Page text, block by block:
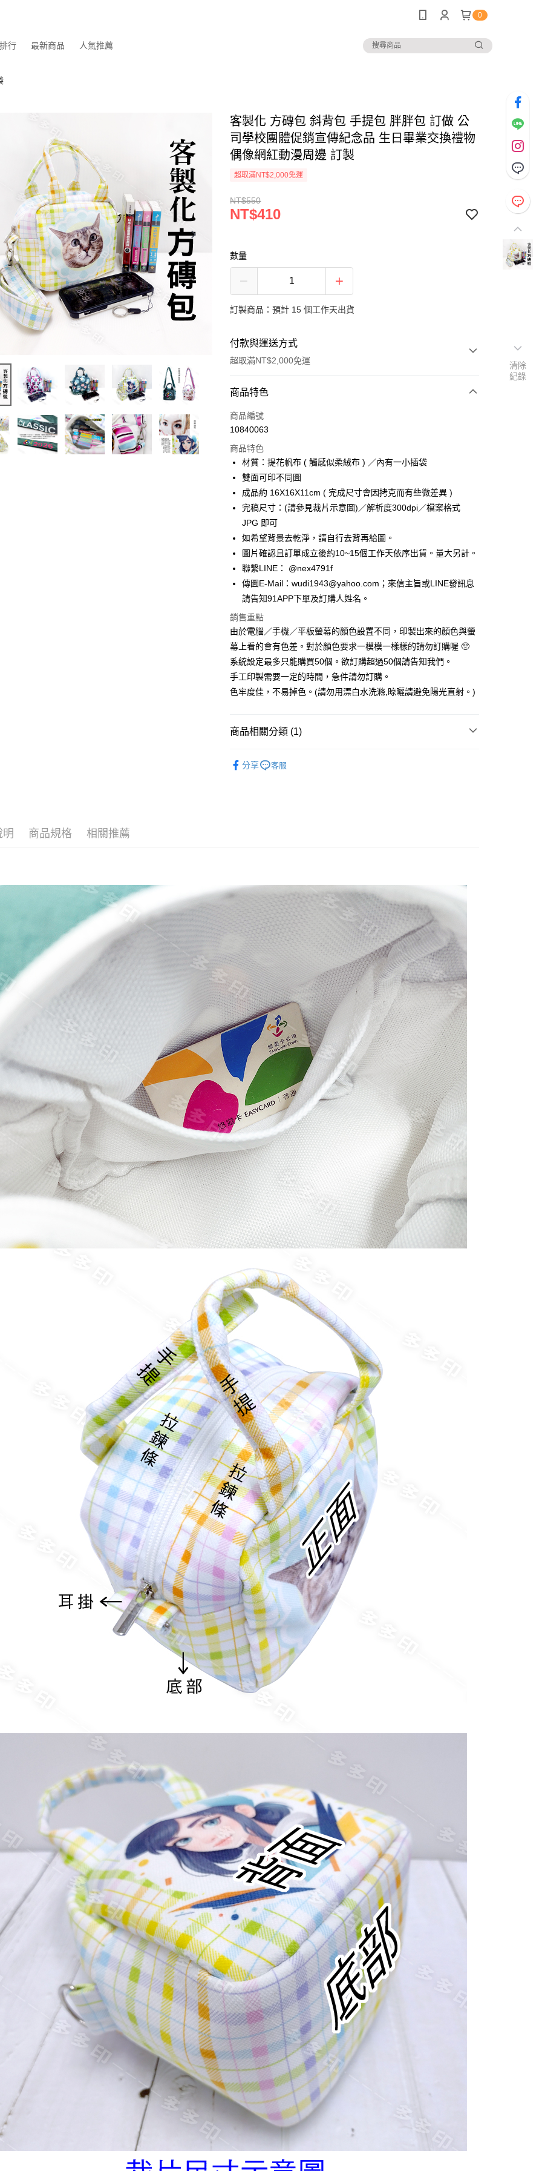
0
行 最新商品 人氣推薦
客製化 方磚包 斜背包 手提包 胖胖包 訂做 公
司學校團體促銷宣傳紀念品 生日畢業交換禮物
偶像網紅動漫周邊 訂製
超取滿NT$2,000免運
NT$550
NT$410
數量
訂製商品：預計 15 個工作天出貨
付款與運送方式
超取滿NT$2,000免運
付款方式
信用卡一次付款
LINE Pay
Apple Pay
街口支付
悠遊付
全盈+PAY
AFTEE先享後付
相關說明
【關於「AFTEE先享後付」】
便利好安心！
１．簡單：不需註冊會員、不需綁卡、不需儲值。
２．便利：只要手機號碼，簡訊認證，即可結帳。
３．安心：先確認商品／服務後，再付款。
【「AFTEE先享後付」結帳流程】
付」結帳頁面，進行簡訊認證並確認金額後，即可完成結帳。
／ATM／網路銀行／等多元方式進行付款，方視為交易完成。
※ 請注意：結帳手續完成當下不需立刻繳費，但若您需要取消訂單，請聯
先享後付繳納相關費用。
※ 交易是否成功請以「AFTEE先享後付 」之結帳頁面顯示為準，若有關於
「AFTEE先享後付」，若未經同意申辦者引起之損失，本公司不負相關責
４．使用「AFTEE先享後付」時，將依據個別帳號之用戶狀況，依本公司
即時審查核予不同之上限額度；若仍有額度不足之情形，本公司將視審查
結果請求用戶進行身份認證。
５．嚴禁一人註冊多個帳號或使用他人資訊註冊。若發現惡意使用之情
形，恩沛科技股份有限公司將有權停止該用戶之使用額度並採取法律行
動。
ATM付款
運送方式
全家付款取貨
每筆NT$65，滿NT$2,000(含以上)免運費
每筆NT$65，滿NT$2,000(含以上)免運費
商品特色
商品編號
10840063
商品特色
材質：提花帆布 ( 觸感似柔絨布 ) ／內有一小插袋
雙面可印不同圖
成品約 16X16X11cm ( 完成尺寸會因拷克而有些微差異 )
完稿尺寸：(請參見裁片示意圖)／解析度300dpi／檔案格式
JPG 即可
如希望背景去乾淨，請自行去背再給圖。
圖片確認且訂單成立後約10~15個工作天依序出貨。量大另計。
聯繫LINE： @nex4791f
傳圖E-Mail：wudi1943@yahoo.com；來信主旨或LINE發訊息
請告知91APP下單及訂購人姓名。
銷售重點
由於電腦／手機／平板螢幕的顏色設置不同，印製出來的顏色與螢
幕上看的會有色差。對於顏色要求一模模一樣樣的請勿訂購喔 🥺
系統設定最多只能購買50個。欲訂購超過50個請告知我們。
手工印製需要一定的時間，急件請勿訂購。
色牢度佳，不易掉色。(請勿用漂白水洗滌,晾曬請避免陽光直射。)
商品相關分類 (1)
分享
客服
明 商品規格 相關推薦
清除
紀錄